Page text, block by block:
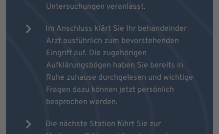
Untersuchungen veranlasst.
Im Anschluss klärt Sie Ihr behandelnder
Arzt ausführlich zum bevorstehenden
Eingriff auf. Die zugehörigen
Aufklärungsbögen haben Sie bereits in
Ruhe zuhause durchgelesen und wichtige
Fragen dazu können jetzt persönlich
besprochen werden.
Die nächste Station führt Sie zur